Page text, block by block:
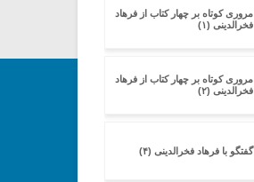
مروری کوتاه بر چهار کتاب از فرهاد
فخرالدینی (۱)
مروری کوتاه بر چهار کتاب از فرهاد
فخرالدینی (۲)
گفتگو با فرهاد فخرالدینی (۴)